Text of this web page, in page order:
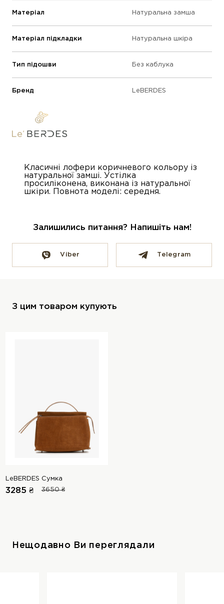
Матеріал Натуральна замша
Матеріал підкладки Натуральна шкіра
Тип підошви Без каблука
Бренд LeBERDES
Класичні лофери коричневого кольору із
натуральної замші. Устілка
просиліконена, виконана із натуральної
шкіри. Повнота моделі: середня.
Залишились питання? Напишіть нам!
Viber Telegram
З цим товаром купують
LeBERDES Сумка
3285 ₴ 3650 ₴
Нещодавно Ви переглядали